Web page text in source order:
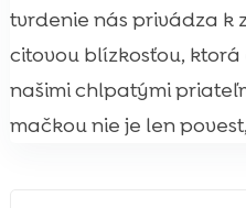
tvrdenie nás privádza k
citovou blízkosťou, ktorá
našimi chlpatými
mačkou nie je len